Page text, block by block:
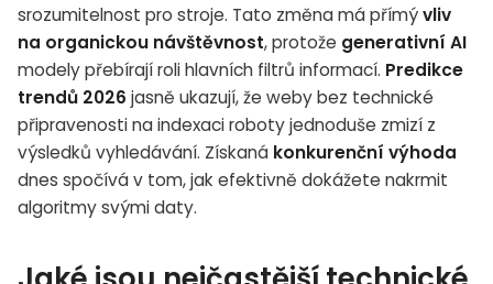
srozumitelnost pro stroje. Tato změna má přímývliv
na organickou návštěvnost, protože generativní AI
modely přebírají roli hlavních filtrů informací. Predikce
trendů 2026 jasně ukazují, že weby bez technické
připravenosti na indexaci roboty jednoduše zmizí z
výsledků vyhledávání. Získaná konkurenční výhoda
dnes spočívá v tom, jak efektivně dokážete nakrmit
algoritmy svými daty.